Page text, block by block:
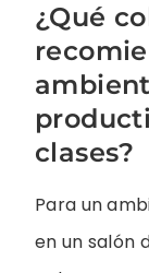
¿Qué
clases?
Para un
en un salón